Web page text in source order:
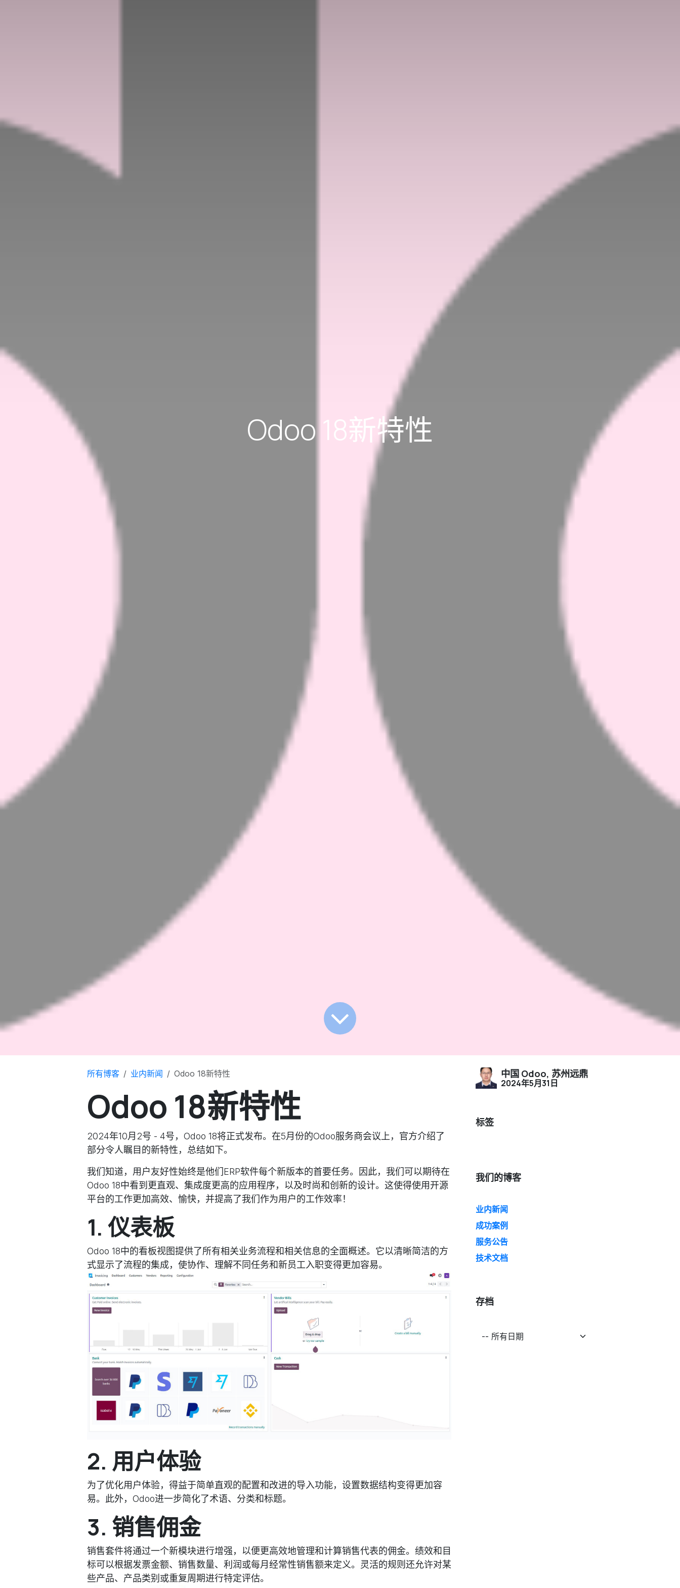
Odoo 18新特性
所有博客 业内新闻 Odoo 18新特性
Odoo 18新特性
2024年10月2号 - 4号，Odoo 18将正式发布。在5月份的Odoo服务商会议上，官方介绍了
部分令人瞩目的新特性，总结如下。
我们知道，用户友好性始终是他们ERP软件每个新版本的首要任务。因此，我们可以期待在
Odoo 18中看到更直观、集成度更高的应用程序，以及时尚和创新的设计。这使得使用开源
平台的工作更加高效、愉快，并提高了我们作为用户的工作效率！
1. 仪表板
Odoo 18中的看板视图提供了所有相关业务流程和相关信息的全面概述。它以清晰简洁的方
式显示了流程的集成，使协作、理解不同任务和新员工入职变得更加容易。
2. 用户体验
为了优化用户体验，得益于简单直观的配置和改进的导入功能，设置数据结构变得更加容
易。此外，Odoo进一步简化了术语、分类和标题。
3. 销售佣金
销售套件将通过一个新模块进行增强，以便更高效地管理和计算销售代表的佣金。绩效和目
标可以根据发票金额、销售数量、利润或每月经常性销售额来定义。灵活的规则还允许对某
些产品、产品类别或重复周期进行特定评估。
中国 Odoo, 苏州远鼎
2024年5月31日
标签
我们的博客
业内新闻
成功案例
服务公告
技术文档
存档